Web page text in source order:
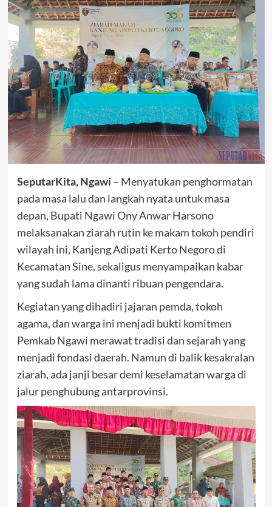
SeputarKita, Ngawi – Menyatukan penghormatan
pada masa lalu dan langkah nyata untuk masa
depan, Bupati Ngawi Ony Anwar Harsono
melaksanakan ziarah rutin ke makam tokoh pendiri
wilayah ini, Kanjeng Adipati Kerto Negoro di
Kecamatan Sine, sekaligus menyampaikan kabar
yang sudah lama dinanti ribuan pengendara.
Kegiatan yang dihadiri jajaran pemda, tokoh
agama, dan warga ini menjadi bukti komitmen
Pemkab Ngawi merawat tradisi dan sejarah yang
menjadi fondasi daerah. Namun di balik kesakralan
ziarah, ada janji besar demi keselamatan warga di
jalur penghubung antarprovinsi.